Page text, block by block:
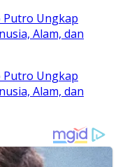
Putro Ungkap
Alam, dan
Putro Ungkap
Alam, dan